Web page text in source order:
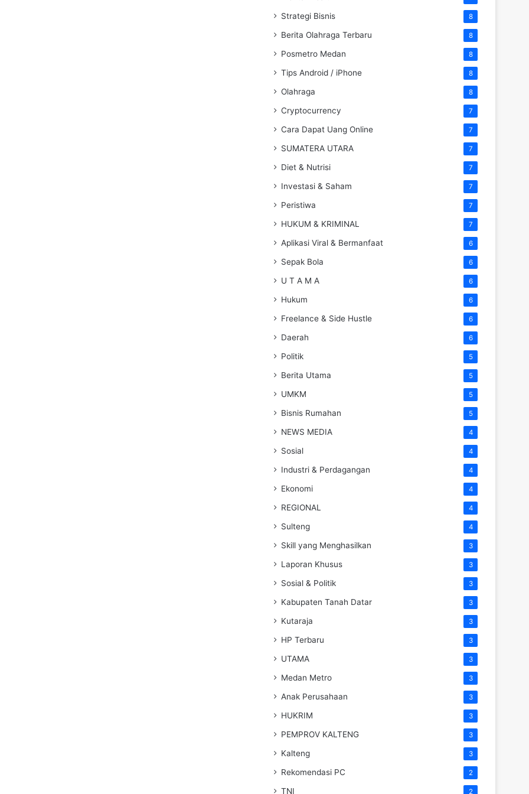
Strategi Bisnis 8
Berita Olahraga Terbaru 8
Posmetro Medan 8
Tips Android / iPhone 8
Olahraga 8
Cryptocurrency 7
Cara Dapat Uang Online 7
SUMATERA UTARA 7
Diet & Nutrisi 7
Investasi & Saham 7
Peristiwa 7
HUKUM & KRIMINAL 7
Aplikasi Viral & Bermanfaat 6
Sepak Bola 6
U T A M A 6
Hukum 6
Freelance & Side Hustle 6
Daerah 6
Politik 5
Berita Utama 5
UMKM 5
Bisnis Rumahan 5
NEWS MEDIA 4
Sosial 4
Industri & Perdagangan 4
Ekonomi 4
REGIONAL 4
Sulteng 4
Skill yang Menghasilkan 3
Laporan Khusus 3
Sosial & Politik 3
Kabupaten Tanah Datar 3
Kutaraja 3
HP Terbaru 3
UTAMA 3
Medan Metro 3
Anak Perusahaan 3
HUKRIM 3
PEMPROV KALTENG 3
Kalteng 3
Rekomendasi PC 2
TNI 2